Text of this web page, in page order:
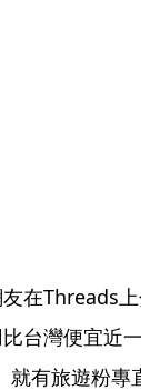
在Threads上
台灣便宜近一
就有旅遊粉專直